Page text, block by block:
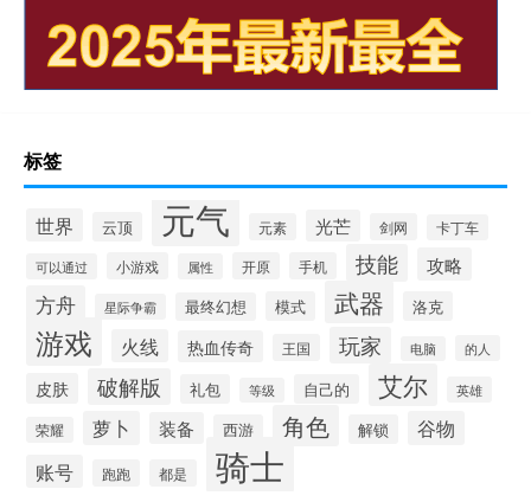
标签
世界 云顶 元气 元素 光芒 剑网 卡丁车
可以通过 小游戏 属性 开原 手机 技能 攻略
方舟 星际争霸 最终幻想 模式 武器 洛克
游戏 火线 热血传奇 王国 玩家 电脑 的人
皮肤 破解版 礼包 等级 自己的 艾尔 英雄
荣耀 萝卜 装备 西游 角色 解锁 谷物
账号 跑跑 都是 骑士